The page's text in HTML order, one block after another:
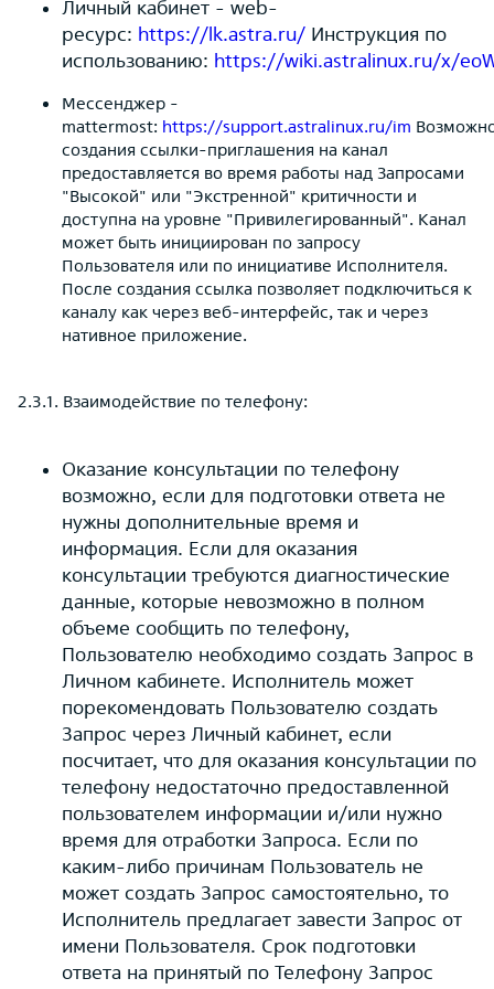
Личный кабинет - web-
ресурс: https://lk.astra.ru/ Инструкция по
использованию: https://wiki.astralinux.ru/x/
Мессенджер -
mattermost: https://support.astralinux.ru/im
создания ссылки-приглашения на канал
предоставляется во время работы над Запросами
"Высокой" или "Экстренной" критичности и
доступна на уровне "Привилегированный". Канал
может быть инициирован по запросу
Пользователя или по инициативе Исполнителя.
После создания ссылка позволяет подключиться к
каналу как через веб-интерфейс, так и через
нативное приложение.
2.3.1. Взаимодействие по телефону:
Оказание консультации по телефону
возможно, если для подготовки ответа не
нужны дополнительные время и
информация. Если для оказания
консультации требуются диагностические
данные, которые невозможно в полном
объеме сообщить по телефону,
Пользователю необходимо создать Запрос в
Личном кабинете. Исполнитель может
порекомендовать Пользователю создать
Запрос через Личный кабинет, если
посчитает, что для оказания консультации по
телефону недостаточно предоставленной
пользователем информации и/или нужно
время для отработки Запроса. Если по
каким-либо причинам Пользователь не
может создать Запрос самостоятельно, то
Исполнитель предлагает завести Запрос от
имени Пользователя. Срок подготовки
ответа на принятый по Телефону Запрос